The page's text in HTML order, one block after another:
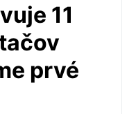
11
prvé